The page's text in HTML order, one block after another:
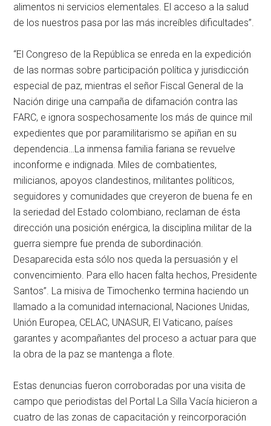
alimentos ni servicios elementales. El acceso a la salud
de los nuestros pasa por las más increíbles dificultades”.
“El Congreso de la República se enreda en la expedición
de las normas sobre participación política y jurisdicción
especial de paz, mientras el señor Fiscal General de la
Nación dirige una campaña de difamación contra las
FARC, e ignora sospechosamente los más de quince mil
expedientes que por paramilitarismo se apiñan en su
dependencia…La inmensa familia fariana se revuelve
inconforme e indignada. Miles de combatientes,
milicianos, apoyos clandestinos, militantes políticos,
seguidores y comunidades que creyeron de buena fe en
la seriedad del Estado colombiano, reclaman de ésta
dirección una posición enérgica, la disciplina militar de la
guerra siempre fue prenda de subordinación.
Desaparecida esta sólo nos queda la persuasión y el
convencimiento. Para ello hacen falta hechos, Presidente
Santos”. La misiva de Timochenko termina haciendo un
llamado a la comunidad internacional, Naciones Unidas,
Unión Europea, CELAC, UNASUR, El Vaticano, países
garantes y acompañantes del proceso a actuar para que
la obra de la paz se mantenga a flote.
Estas denuncias fueron corroboradas por una visita de
campo que periodistas del Portal La Silla Vacía hicieron a
cuatro de las zonas de capacitación y reincorporación